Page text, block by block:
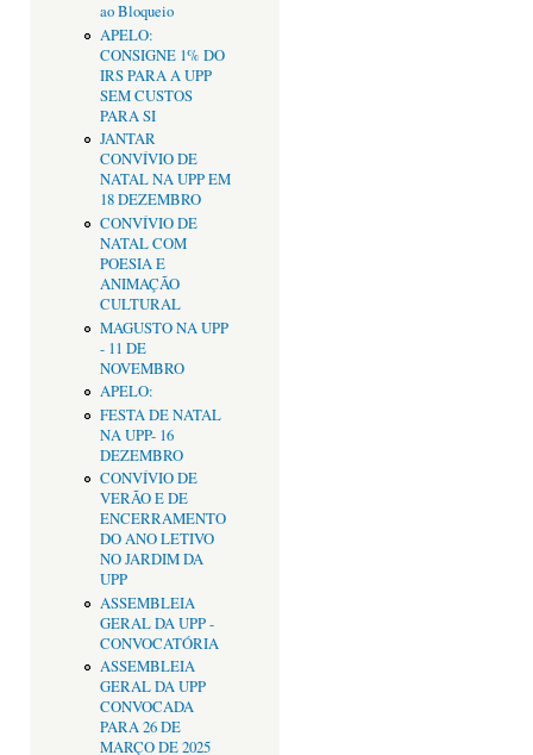
ao Bloqueio
APELO:
CONSIGNE 1% DO
IRS PARA A UPP
SEM CUSTOS
PARA SI
JANTAR
CONVÍVIO DE
NATAL NA UPP EM
18 DEZEMBRO
CONVÍVIO DE
NATAL COM
POESIA E
ANIMAÇÃO
CULTURAL
MAGUSTO NA UPP
- 11 DE
NOVEMBRO
APELO:
FESTA DE NATAL
NA UPP- 16
DEZEMBRO
CONVÍVIO DE
VERÃO E DE
ENCERRAMENTO
DO ANO LETIVO
NO JARDIM DA
UPP
ASSEMBLEIA
GERAL DA UPP -
CONVOCATÓRIA
ASSEMBLEIA
GERAL DA UPP
CONVOCADA
PARA 26 DE
MARÇO DE 2025